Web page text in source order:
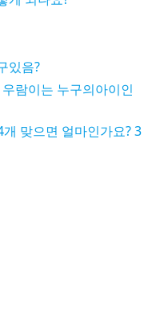
있음?
람이는 누구의아이인
맞으면 얼마인가요? 3